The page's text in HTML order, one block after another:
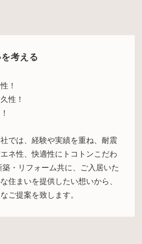
考える
！
性！
では、経験や実績を重ね、耐震
ネ性、快適性にトコトンこだわ
築・リフォーム共に、ご入居いた
住まいを提供したい想いから、
ご提案を致します。